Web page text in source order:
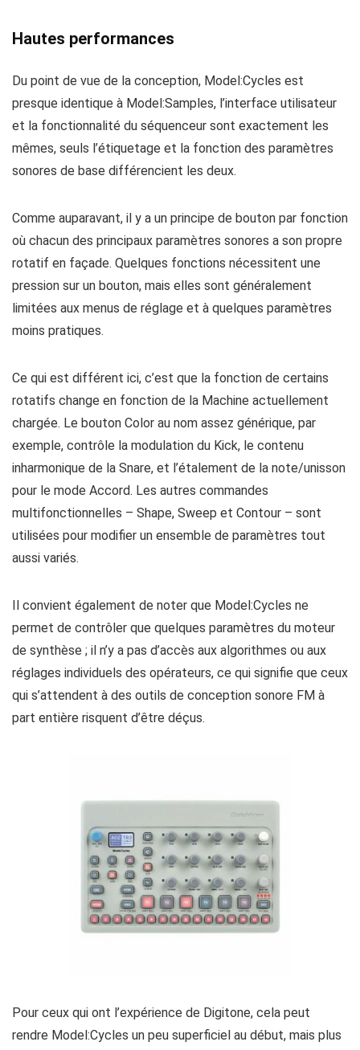
Hautes performances
Du point de vue de la conception, Model:Cycles est
presque identique à Model:Samples, l’interface utilisateur
et la fonctionnalité du séquenceur sont exactement les
mêmes, seuls l’étiquetage et la fonction des paramètres
sonores de base différencient les deux.
Comme auparavant, il y a un principe de bouton par fonction
où chacun des principaux paramètres sonores a son propre
rotatif en façade. Quelques fonctions nécessitent une
pression sur un bouton, mais elles sont généralement
limitées aux menus de réglage et à quelques paramètres
moins pratiques.
Ce qui est différent ici, c’est que la fonction de certains
rotatifs change en fonction de la Machine actuellement
chargée. Le bouton Color au nom assez générique, par
exemple, contrôle la modulation du Kick, le contenu
inharmonique de la Snare, et l’étalement de la note/unisson
pour le mode Accord. Les autres commandes
multifonctionnelles – Shape, Sweep et Contour – sont
utilisées pour modifier un ensemble de paramètres tout
aussi variés.
Il convient également de noter que Model:Cycles ne
permet de contrôler que quelques paramètres du moteur
de synthèse ; il n’y a pas d’accès aux algorithmes ou aux
réglages individuels des opérateurs, ce qui signifie que ceux
qui s’attendent à des outils de conception sonore FM à
part entière risquent d’être déçus.
Pour ceux qui ont l’expérience de Digitone, cela peut
rendre Model:Cycles un peu superficiel au début, mais plus